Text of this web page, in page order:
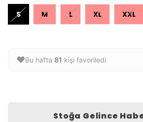
S M L XL XXL
❤️Bu hafta 81 kişi favoriledi
Stoğa Gelince